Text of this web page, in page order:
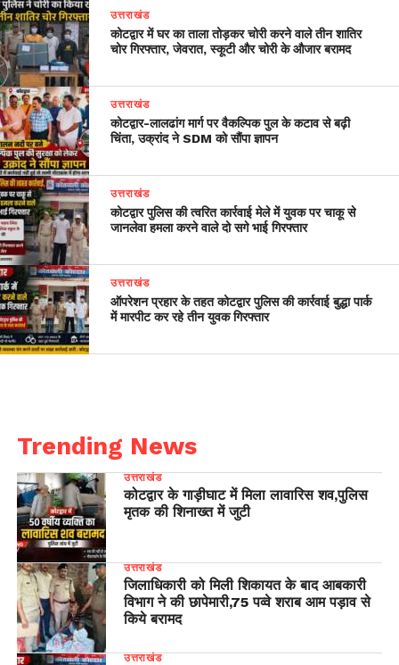
उत्तराखंड
कोटद्वार में घर का ताला तोड़कर चोरी करने वाले तीन शातिर
चोर गिरफ्तार, जेवरात, स्कूटी और चोरी के औजार बरामद
उत्तराखंड
​कोटद्वार-लालढांग मार्ग पर वैकल्पिक पुल के कटाव से बढ़ी
चिंता, उक्रांद ने SDM को सौंपा ज्ञापन
उत्तराखंड
कोटद्वार पुलिस की त्वरित कार्रवाई मेले में युवक पर चाकू से
जानलेवा हमला करने वाले दो सगे भाई गिरफ्तार
उत्तराखंड
ऑपरेशन प्रहार के तहत कोटद्वार पुलिस की कार्रवाई बुद्धा पार्क
में मारपीट कर रहे तीन युवक गिरफ्तार
Trending News
उत्तराखंड
कोटद्वार के गाड़ीघाट में मिला लावारिस शव,पुलिस
मृतक की शिनाख्त में जुटी
उत्तराखंड
जिलाधिकारी को मिली शिकायत के बाद आबकारी
विभाग ने की छापेमारी,75 पव्वे शराब आम पड़ाव से
किये बरामद
उत्तराखंड